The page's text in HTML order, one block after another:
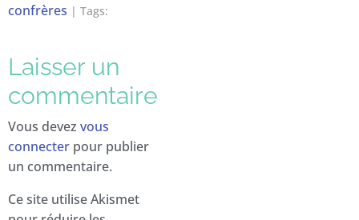
confrères | Tags:
Laisser un
commentaire
Vous devez vous
connecter pour publier
un commentaire.
Ce site utilise Akismet